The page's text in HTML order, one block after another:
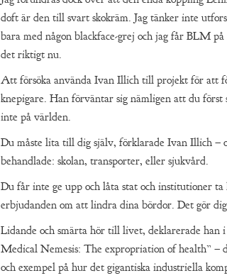
doft är den till svart skokräm. Jag tänker inte
bara med någon blackface-grej och jag får BLM
det riktigt nu.
Att försöka använda Ivan Illich till projekt för att
knepigare. Han förväntar sig nämligen att du först
inte på världen.
Du måste lita till dig själv, förklarade Ivan Illich –
behandlade: skolan, transporter, eller sjukvård.
Du får inte ge upp och låta stat och institutioner ta
erbjudanden om att lindra dina bördor. Det gör
Lidande och smärta hör till livet, deklarerade han
Medical Nemesis: The expropriation of health” –
och exempel på hur det gigantiska industriella